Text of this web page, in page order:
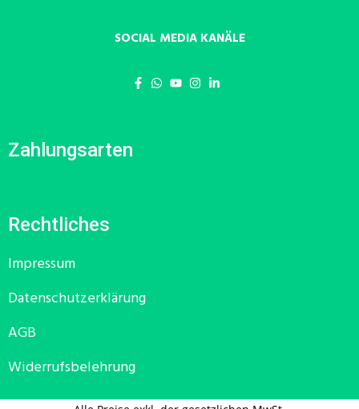
SOCIAL MEDIA KANÄLE
Zahlungsarten
Rechtliches
Impressum
Datenschutzerklärung
AGB
Widerrufsbelehrung